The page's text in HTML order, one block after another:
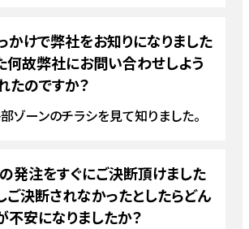
かけで弊社をお知りになりました
何故弊社にお問い合わせしよう
たのですか？
ゾーンのチラシを見て知りました。
発注をすぐにご決断頂けました
ご決断されなかったとしたらどん
不安になりましたか？